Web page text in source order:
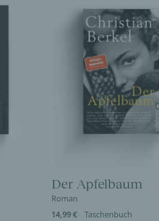
Der Apfelbaum
Roman
14,99 €
Taschenbuch